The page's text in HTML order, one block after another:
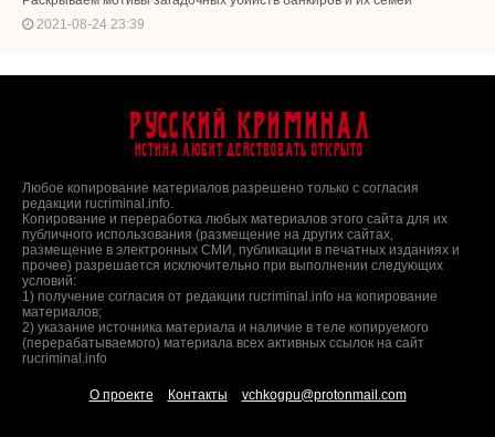
2021-08-24 23:39
Русский Криминал
Истина любит действовать открыто
Любое копирование материалов разрешено только с согласия
редакции rucriminal.info.
Копирование и переработка любых материалов этого сайта для их
публичного использования (размещение на других сайтах,
размещение в электронных СМИ, публикации в печатных изданиях и
прочее) разрешается исключительно при выполнении следующих
условий:
1) получение согласия от редакции rucriminal.info на копирование
материалов;
2) указание источника материала и наличие в теле копируемого
(перерабатываемого) материала всех активных ссылок на сайт
rucriminal.info
О проекте Контакты vchkogpu@protonmail.com